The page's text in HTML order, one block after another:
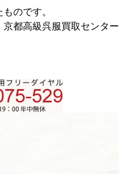
のです。
都高級呉服買取センタ